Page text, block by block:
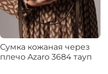
Сумка кожаная через
плечо Azaro 3684 тауп